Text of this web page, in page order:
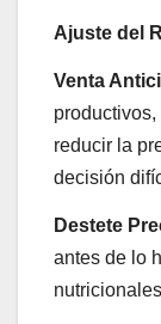
Ajuste del
Venta
reducir la
decisión
Destete
antes de lo